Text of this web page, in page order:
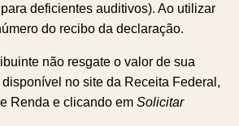
deficientes auditivos). Ao utilizar
do recibo da declaração.
não resgate o valor de sua
no site da Receita Federal,
Renda e clicando em Solicitar